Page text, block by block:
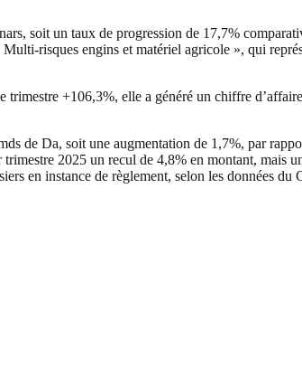
soit un taux de progression de 17,7%
risques engins et matériel agricole », qui
trimestre +106,3%, elle a généré un chiffre
de Da, soit une augmentation de 1,7%, par
2025 un recul de 4,8% en montant, mais
en instance de règlement, selon les données du